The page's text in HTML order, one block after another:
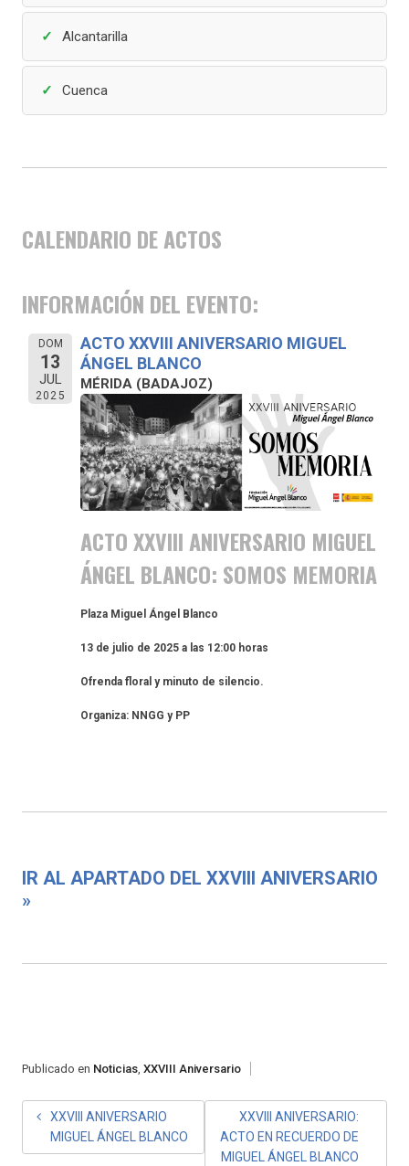
Alcantarilla
Cuenca
CALENDARIO DE ACTOS
INFORMACIÓN DEL EVENTO:
DOM
13
JUL
2025
ACTO XXVIII ANIVERSARIO MIGUEL
ÁNGEL BLANCO
MÉRIDA (BADAJOZ)
ACTO XXVIII ANIVERSARIO MIGUEL
ÁNGEL BLANCO: SOMOS MEMORIA
Plaza Miguel Ángel Blanco
13 de julio de 2025 a las 12:00 horas
Ofrenda floral y minuto de silencio.
Organiza: NNGG y PP
IR AL APARTADO DEL XXVIII ANIVERSARIO
»
Publicado en Noticias, XXVIII Aniversario
NAVEGACIÓN
DE
XXVIII ANIVERSARIO
MIGUEL ÁNGEL BLANCO
XXVIII ANIVERSARIO:
ACTO EN RECUERDO DE
MIGUEL ÁNGEL BLANCO